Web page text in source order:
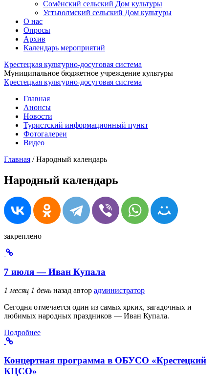
Сомёнский сельский Дом культуры
Устьволмский сельский Дом культуры
О нас
Опросы
Архив
Календарь мероприятий
Крестецкая культурно-досуговая система
Муниципальное бюджетное учреждение культуры
Крестецкая культурно-досуговая система
Главная
Анонсы
Новости
Туристский информационный пункт
Фотогалереи
Видео
Главная /Народный календарь
Народный календарь
закреплено
7 июля — Иван Купала
1 месяц 1 день назад автор администратор
Сегодня отмечается один из самых ярких, загадочных и
любимых народных праздников — Иван Купала.
Подробнее
Концертная программа в ОБУСО «Крестецкий
КЦСО»